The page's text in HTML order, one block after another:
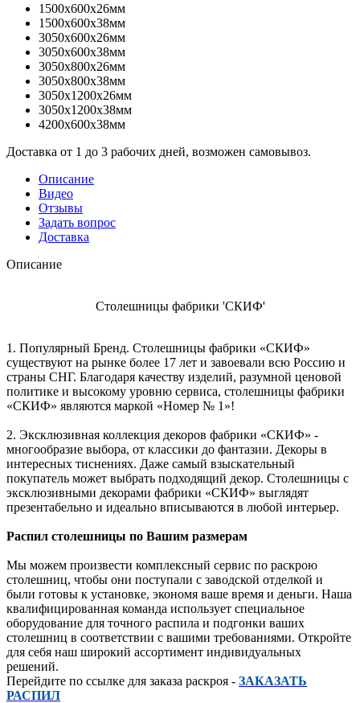
1500x600x26мм
1500x600x38мм
3050x600x26мм
3050x600x38мм
3050x800x26мм
3050x800x38мм
3050x1200x26мм
3050x1200x38мм
4200x600x38мм
Доставка от 1 до 3 рабочих дней, возможен самовывоз.
Описание
Видео
Отзывы
Задать вопрос
Доставка
Описание
Столешницы фабрики 'СКИФ'
1. Популярный Бренд. Столешницы фабрики «СКИФ»
существуют на рынке более 17 лет и завоевали всю Россию и
страны СНГ. Благодаря качеству изделий, разумной ценовой
политике и высокому уровню сервиса, столешницы фабрики
«СКИФ» являются маркой «Номер № 1»!
2. Эксклюзивная коллекция декоров фабрики «СКИФ» -
многообразие выбора, от классики до фантазии. Декоры в
интересных тиснениях. Даже самый взыскательный
покупатель может выбрать подходящий декор. Столешницы с
эксклюзивными декорами фабрики «СКИФ» выглядят
презентабельно и идеально вписываются в любой интерьер.
Распил столешницы по Вашим размерам
Мы можем произвести комплексный сервис по раскрою
столешниц, чтобы они поступали с заводской отделкой и
были готовы к установке, экономя ваше время и деньги. Наша
квалифицированная команда использует специальное
оборудование для точного распила и подгонки ваших
столешниц в соответствии с вашими требованиями. Откройте
для себя наш широкий ассортимент индивидуальных
решений.
Перейдите по ссылке для заказа раскроя - ЗАКАЗАТЬ
РАСПИЛ